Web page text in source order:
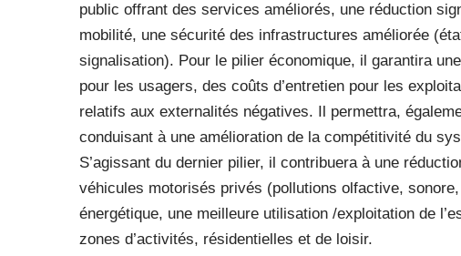
public offrant des services améliorés, une réduction
mobilité, une sécurité des infrastructures améliorée
signalisation). Pour le pilier économique, il garantira
pour les usagers, des coûts d’entretien pour les
relatifs aux externalités négatives. Il permettra,
conduisant à une amélioration de la compétitivité du
S’agissant du dernier pilier, il contribuera à une
véhicules motorisés privés (pollutions olfactive,
énergétique, une meilleure utilisation /exploitation de
zones d’activités, résidentielles et de loisir.